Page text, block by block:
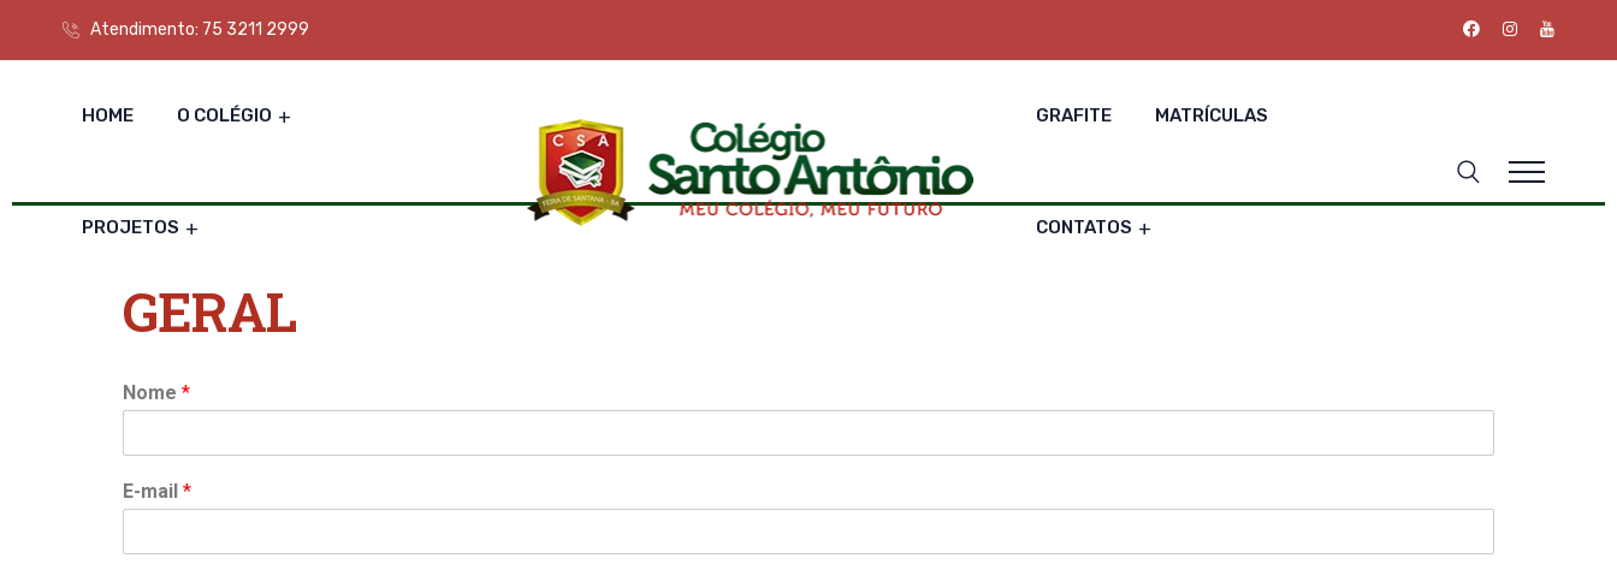
Atendimento: 75 3211 2999
HOME O COLÉGIO
PROJETOS
GRAFITE MATRÍCULAS
CONTATOS
GERAL
Nome *
E-mail *